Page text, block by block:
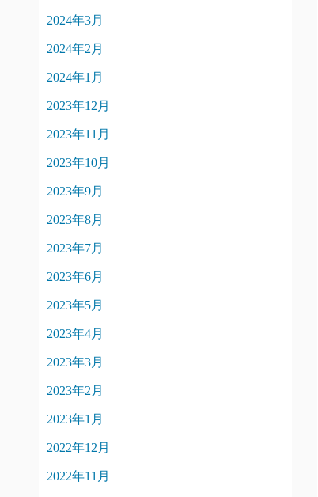
2024年3月
2024年2月
2024年1月
2023年12月
2023年11月
2023年10月
2023年9月
2023年8月
2023年7月
2023年6月
2023年5月
2023年4月
2023年3月
2023年2月
2023年1月
2022年12月
2022年11月